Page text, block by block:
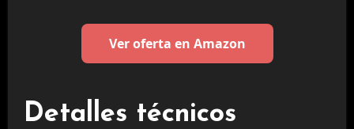
Ver oferta en Amazon
Detalles técnicos